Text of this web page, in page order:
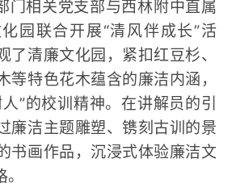
门相关党支部与西林附中直属
园联合开展“清风伴成长”活
了清廉文化园，紧扣红豆杉、
等特色花木蕴含的廉洁内涵，
”的校训精神。在讲解员的引
廉洁主题雕塑、镌刻古训的景
书画作品，沉浸式体验廉洁文